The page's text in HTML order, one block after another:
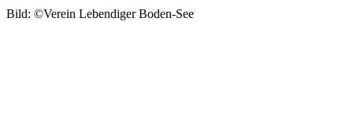
Bild: ©Verein Lebendiger Boden-See